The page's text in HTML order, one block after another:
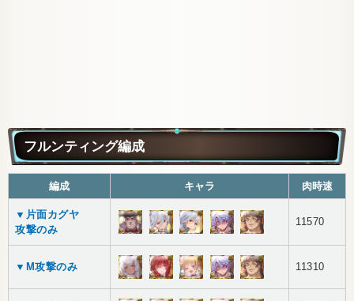
フルンティング編成
編成 キャラ 肉時速
▼片面カグヤ
攻撃のみ
11570
▼M攻撃のみ 11310